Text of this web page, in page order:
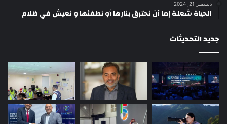
ديسمبر 21, 2024
الحياة شعلة إما أن نحترق بنارها أو نطفئها و نعيش في ظلام
جديد التحديثات